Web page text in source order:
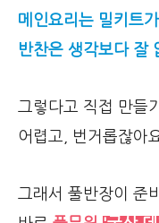
메인요리는 밀키트
반찬은 생각보다 잘
그렇다고 직접 만들
어렵고, 번거롭잖아
그래서 풀반장이 준